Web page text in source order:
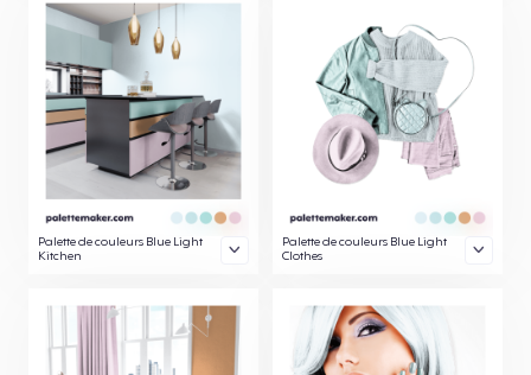
Palette de couleurs Blue Light
Kitchen
Palette de couleurs Blue Light
Clothes